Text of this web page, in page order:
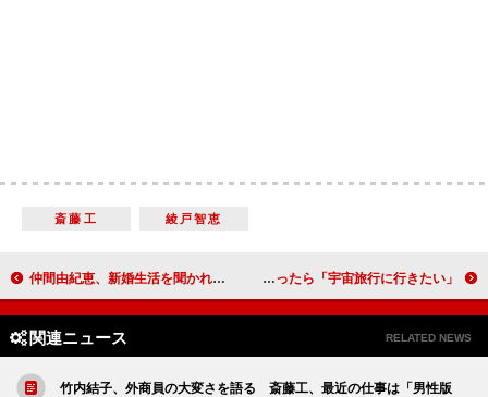
斎藤工 綾戸智恵
仲間由紀恵、新婚生活を聞かれ笑顔 北陸新幹線の新ＣＭ発表会に登場 新婚・西島秀俊“幸せもＢＩＧ？” １０億円当たったら「宇宙旅行に行きたい」
関連ニュース RELATED NEWS
竹内結子、外商員の大変さを語る 斎藤工、最近の仕事は「男性版